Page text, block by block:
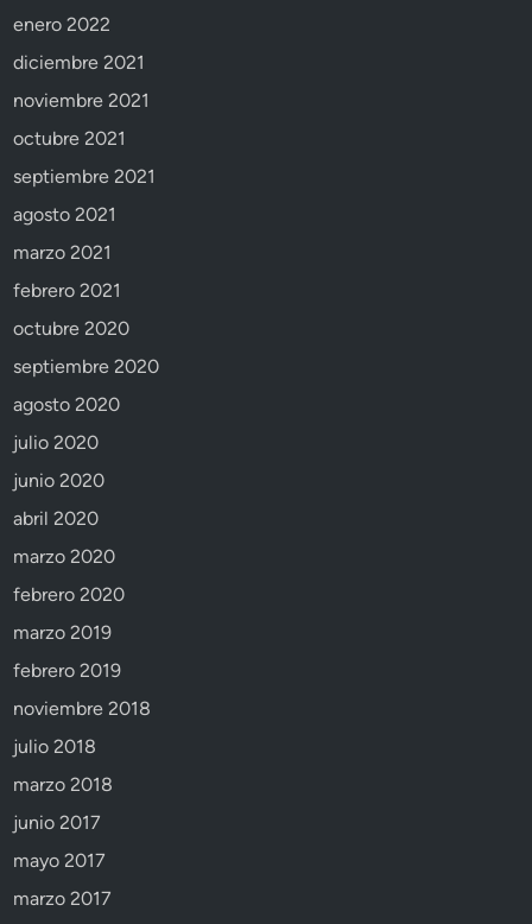
enero 2022
diciembre 2021
noviembre 2021
octubre 2021
septiembre 2021
agosto 2021
marzo 2021
febrero 2021
octubre 2020
septiembre 2020
agosto 2020
julio 2020
junio 2020
abril 2020
marzo 2020
febrero 2020
marzo 2019
febrero 2019
noviembre 2018
julio 2018
marzo 2018
junio 2017
mayo 2017
marzo 2017